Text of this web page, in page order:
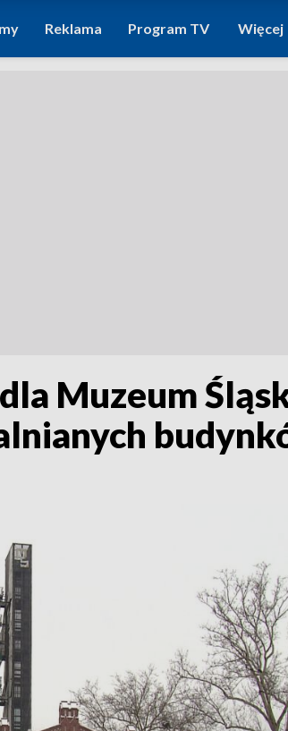
Reklama Program TV Więcej
Muzeum